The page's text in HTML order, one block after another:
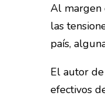
Al margen
las
país,
El autor
efectivos